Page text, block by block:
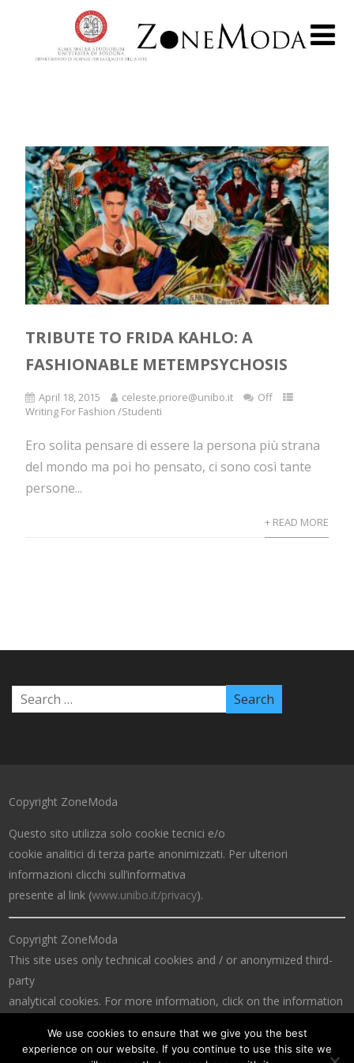
TRIBUTE TO FRIDA KAHLO: A
FASHIONABLE METEMPSYCHOSIS
April 18, 2015 celeste.priore@unibo.it
Off
Writing For Fashion /Studenti
Ero solita pensare di essere la persona più strana
del mondo ma poi ho pensato, ci sono così tante
persone...
+ READ MORE
Copyright ZoneModa
Questo sito utilizza solo cookie tecnici e/o
cookie analitici di terza parte anonimizzati. Per ulteriori
informazioni clicchi sull’informativa
presente al link (www.unibo.it/privacy).
Copyright ZoneModa
This site uses only technical cookies and / or anonymized third-
party
analytical cookies. For more information, click on the information
We use cookies to ensure that we give you the best
experience on our website. If you continue to use this site we